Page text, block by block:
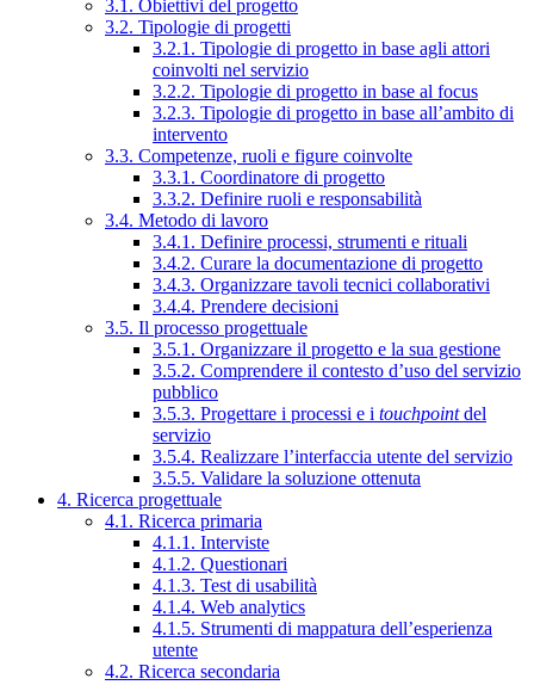
3.1. Obiettivi del progetto
3.2. Tipologie di progetti
3.2.1. Tipologie di progetto in base agli attori
coinvolti nel servizio
3.2.2. Tipologie di progetto in base al focus
3.2.3. Tipologie di progetto in base all’ambito di
intervento
3.3. Competenze, ruoli e figure coinvolte
3.3.1. Coordinatore di progetto
3.3.2. Definire ruoli e responsabilità
3.4. Metodo di lavoro
3.4.1. Definire processi, strumenti e rituali
3.4.2. Curare la documentazione di progetto
3.4.3. Organizzare tavoli tecnici collaborativi
3.4.4. Prendere decisioni
3.5. Il processo progettuale
3.5.1. Organizzare il progetto e la sua gestione
3.5.2. Comprendere il contesto d’uso del servizio
pubblico
3.5.3. Progettare i processi e i touchpointdel
servizio
3.5.4. Realizzare l’interfaccia utente del servizio
3.5.5. Validare la soluzione ottenuta
4. Ricerca progettuale
4.1. Ricerca primaria
4.1.1. Interviste
4.1.2. Questionari
4.1.3. Test di usabilità
4.1.4. Web analytics
4.1.5. Strumenti di mappatura dell’esperienza
utente
4.2. Ricerca secondaria